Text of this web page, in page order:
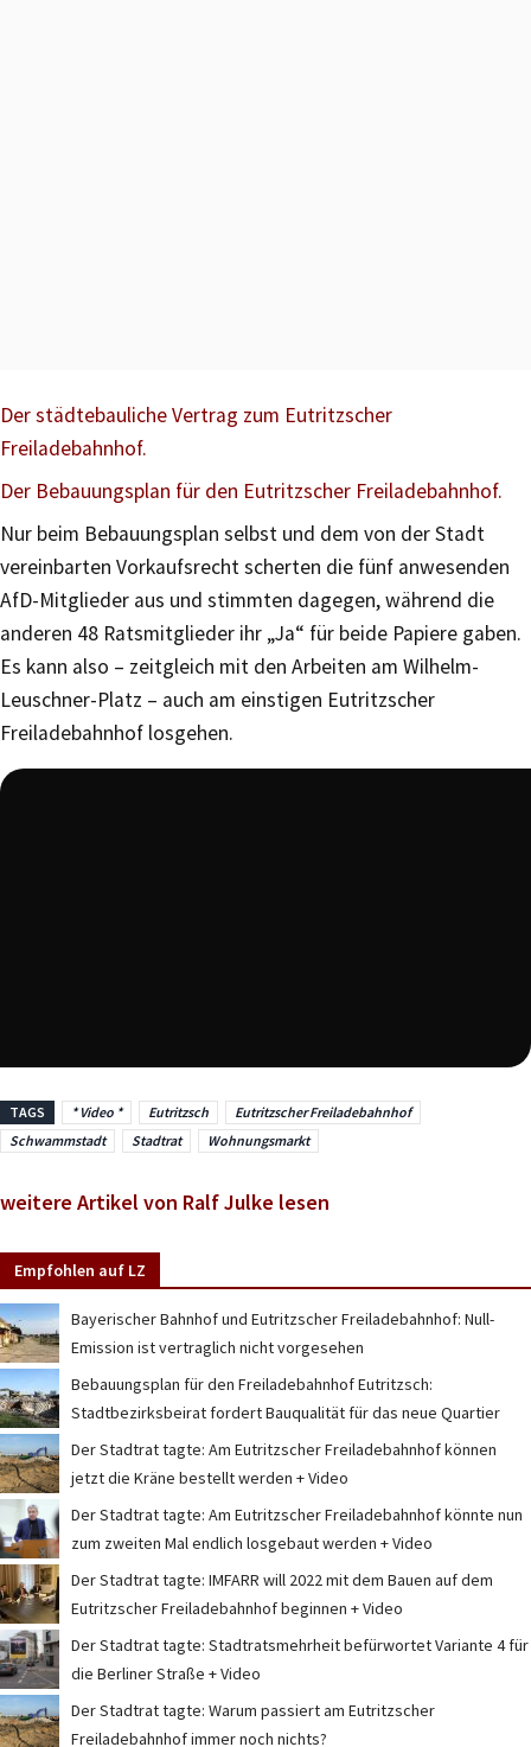
Der städtebauliche Vertrag zum Eutritzscher
Freiladebahnhof.
Der Bebauungsplan für den Eutritzscher Freiladebahnhof.
Nur beim Bebauungsplan selbst und dem von der Stadt
vereinbarten Vorkaufsrecht scherten die fünf anwesenden
AfD-Mitglieder aus und stimmten dagegen, während die
anderen 48 Ratsmitglieder ihr „Ja“ für beide Papiere gaben.
Es kann also – zeitgleich mit den Arbeiten am Wilhelm-
Leuschner-Platz – auch am einstigen Eutritzscher
Freiladebahnhof losgehen.
TAGS * Video * Eutritzsch
Eutritzscher Freiladebahnhof
Schwammstadt
Stadtrat Wohnungsmarkt
weitere Artikel von Ralf Julke lesen
Empfohlen auf LZ
Bayerischer Bahnhof und Eutritzscher Freiladebahnhof: Null-
Emission ist vertraglich nicht vorgesehen
Bebauungsplan für den Freiladebahnhof Eutritzsch:
Stadtbezirksbeirat fordert Bauqualität für das neue Quartier
Der Stadtrat tagte: Am Eutritzscher Freiladebahnhof können
jetzt die Kräne bestellt werden + Video
Der Stadtrat tagte: Am Eutritzscher Freiladebahnhof könnte nun
zum zweiten Mal endlich losgebaut werden + Video
Der Stadtrat tagte: IMFARR will 2022 mit dem Bauen auf dem
Eutritzscher Freiladebahnhof beginnen + Video
Der Stadtrat tagte: Stadtratsmehrheit befürwortet Variante 4 für
die Berliner Straße + Video
Der Stadtrat tagte: Warum passiert am Eutritzscher
Freiladebahnhof immer noch nichts?